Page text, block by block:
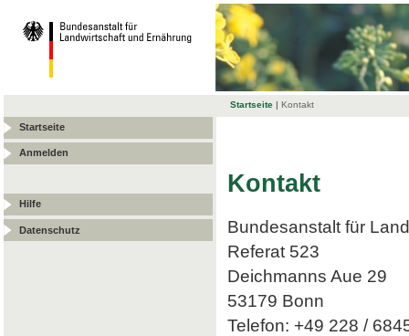
Startseite | Kontakt
Startseite
Anmelden
Hilfe
Datenschutz
Kontakt
Bundesanstalt für
Referat 523
Deichmanns Aue 29
53179 Bonn
Telefon: +49 228 /